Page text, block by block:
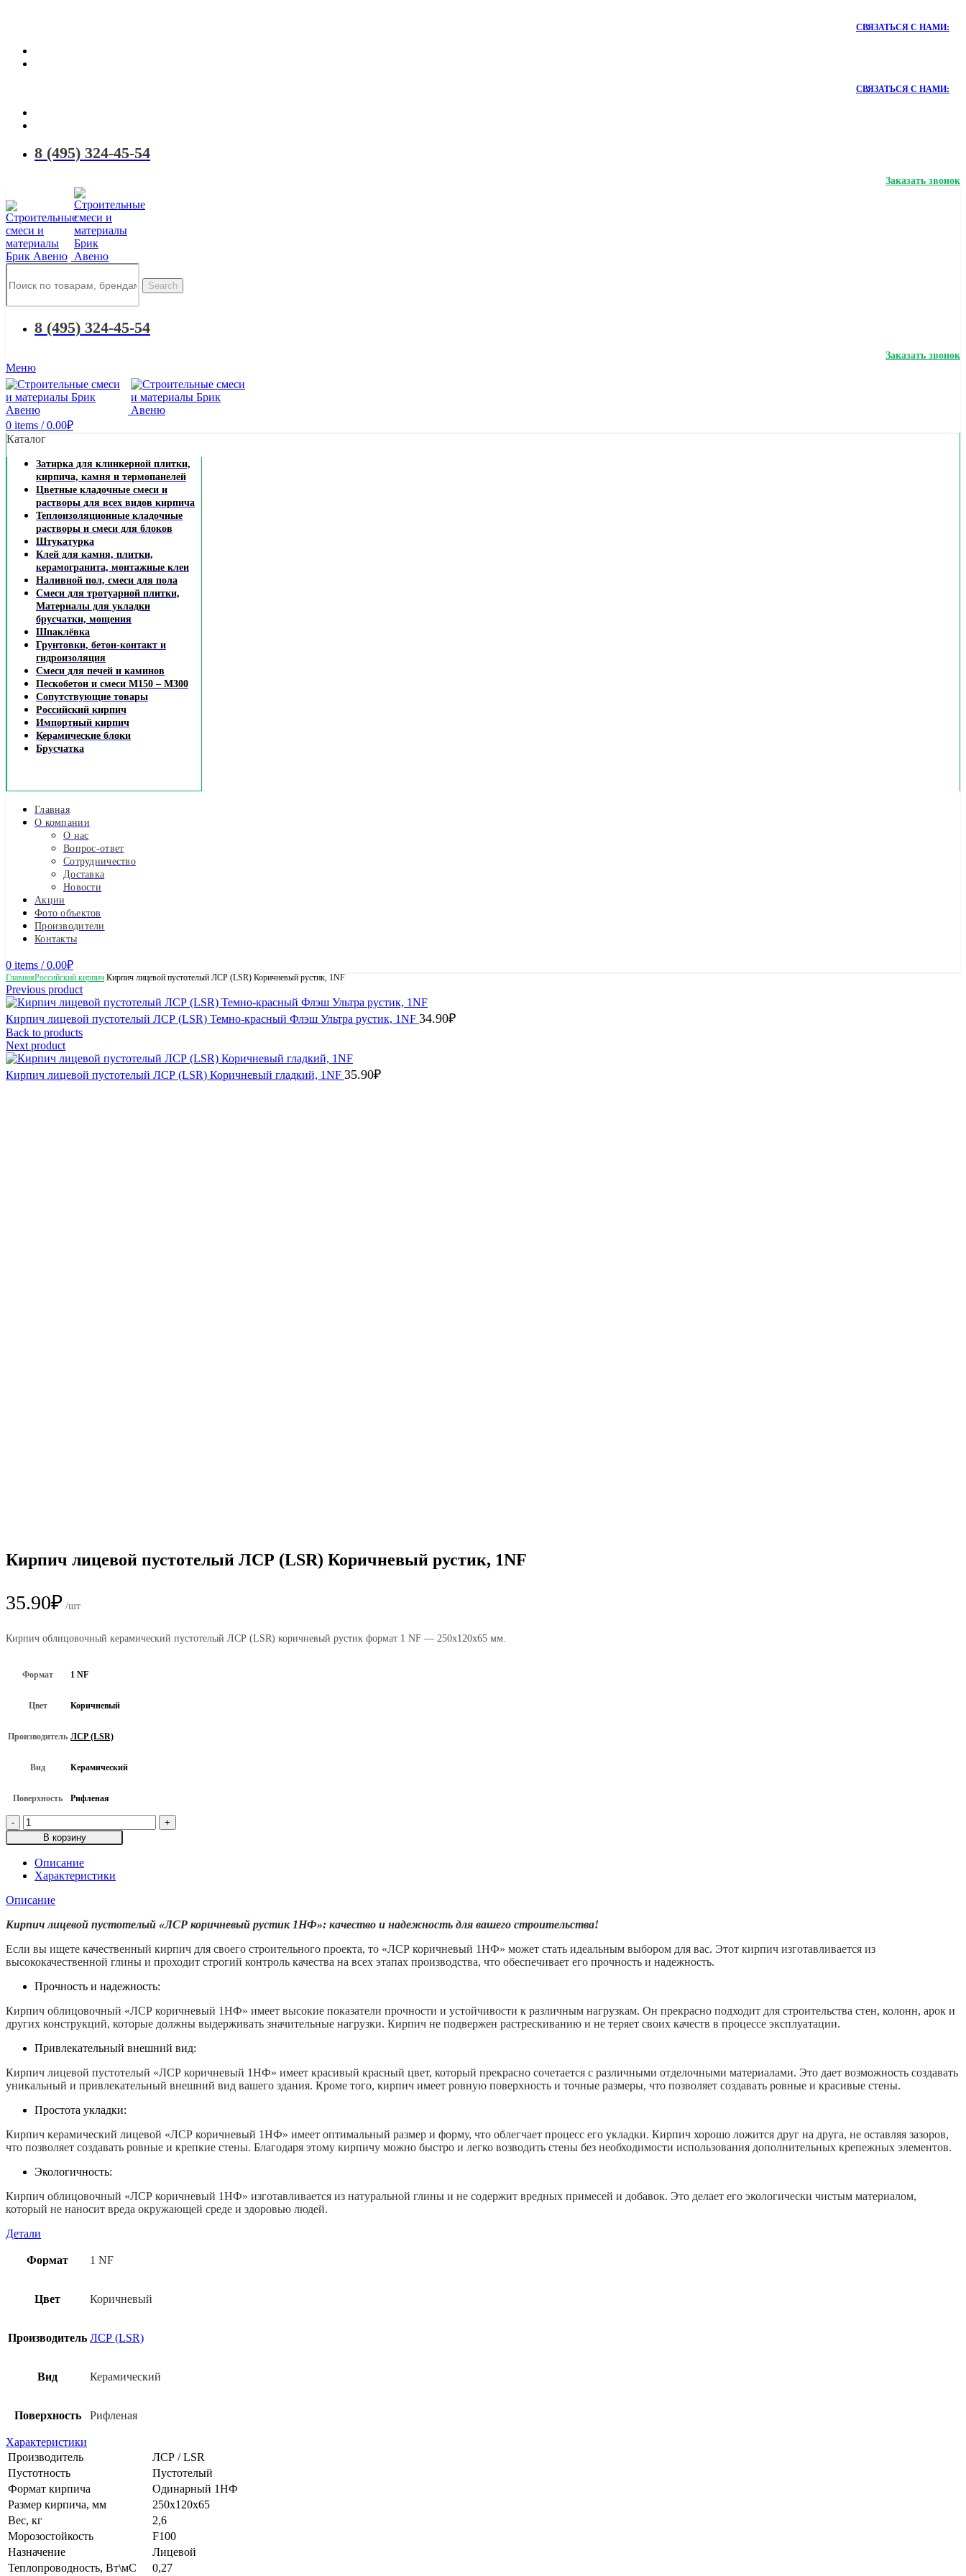
СВЯЗАТЬСЯ С НАМИ:
СВЯЗАТЬСЯ С НАМИ:
8 (495) 324-45-54
Заказать звонок
Search
8 (495) 324-45-54
Заказать звонок
Меню
0 items / 0.00₽
Каталог
Затирка для клинкерной плитки,
кирпича, камня и термопанелей
Цветные кладочные смеси и
растворы для всех видов кирпича
Теплоизоляционные кладочные
растворы и смеси для блоков
Штукатурка
Клей для камня, плитки,
керамогранита, монтажные клеи
Наливной пол, смеси для пола
Смеси для тротуарной плитки,
Материалы для укладки
брусчатки, мощения
Шпаклёвка
Грунтовки, бетон-контакт и
гидроизоляция
Смеси для печей и каминов
Пескобетон и смеси М150 – М300
Сопутствующие товары
Российский кирпич
Импортный кирпич
Керамические блоки
Брусчатка
Главная
О компании
О нас
Вопрос-ответ
Сотрудничество
Доставка
Новости
Акции
Фото объектов
Производители
Контакты
0 items / 0.00₽
ГлавнаяРоссийский кирпич Кирпич лицевой пустотелый ЛСР (LSR) Коричневый рустик, 1NF
Previous product
Кирпич лицевой пустотелый ЛСР (LSR) Темно-красный Флэш Ультра рустик, 1NF 34.90₽
Back to products
Next product
Кирпич лицевой пустотелый ЛСР (LSR) Коричневый гладкий, 1NF 35.90₽
Кирпич лицевой пустотелый ЛСР (LSR) Коричневый рустик, 1NF
35.90₽ /шт
Кирпич облицовочный керамический пустотелый ЛСР (LSR) коричневый рустик формат 1 NF — 250x120x65 мм.
Формат 1 NF
Цвет Коричневый
Производитель ЛСР (LSR)
Вид Керамический
Поверхность Рифленая
Количество
товара
Кирпич
лицевой
пустотелый
ЛСР
(LSR)
рустик,
В корзину
Описание
Характеристики
Описание
Кирпич лицевой пустотелый «ЛСР коричневый рустик 1НФ»: качество и надежность для вашего строительства!
Если вы ищете качественный кирпич для своего строительного проекта, то «ЛСР коричневый 1НФ» может стать идеальным выбором для вас. Этот кирпич изготавливается из
высококачественной глины и проходит строгий контроль качества на всех этапах производства, что обеспечивает его прочность и надежность.
Прочность и надежность:
Кирпич облицовочный «ЛСР коричневый 1НФ» имеет высокие показатели прочности и устойчивости к различным нагрузкам. Он прекрасно подходит для строительства стен, колонн, арок и
других конструкций, которые должны выдерживать значительные нагрузки. Кирпич не подвержен растрескиванию и не теряет своих качеств в процессе эксплуатации.
Привлекательный внешний вид:
Кирпич лицевой пустотелый «ЛСР коричневый 1НФ» имеет красивый красный цвет, который прекрасно сочетается с различными отделочными материалами. Это дает возможность создавать
уникальный и привлекательный внешний вид вашего здания. Кроме того, кирпич имеет ровную поверхность и точные размеры, что позволяет создавать ровные и красивые стены.
Простота укладки:
Кирпич керамический лицевой «ЛСР коричневый 1НФ» имеет оптимальный размер и форму, что облегчает процесс его укладки. Кирпич хорошо ложится друг на друга, не оставляя зазоров,
что позволяет создавать ровные и крепкие стены. Благодаря этому кирпичу можно быстро и легко возводить стены без необходимости использования дополнительных крепежных элементов.
Экологичность:
Кирпич облицовочный «ЛСР коричневый 1НФ» изготавливается из натуральной глины и не содержит вредных примесей и добавок. Это делает его экологически чистым материалом,
который не наносит вреда окружающей среде и здоровью людей.
Детали
Формат 1 NF
Цвет Коричневый
Производитель ЛСР (LSR)
Вид Керамический
Поверхность Рифленая
Характеристики
Производитель
ЛСР / LSR
Пустотность
Пустотелый
Формат кирпича
Одинарный 1НФ
Размер кирпича, мм
250х120х65
Вес, кг
2,6
Морозостойкость
F100
Назначение
Лицевой
Теплопроводность, Вт\мС
0,27